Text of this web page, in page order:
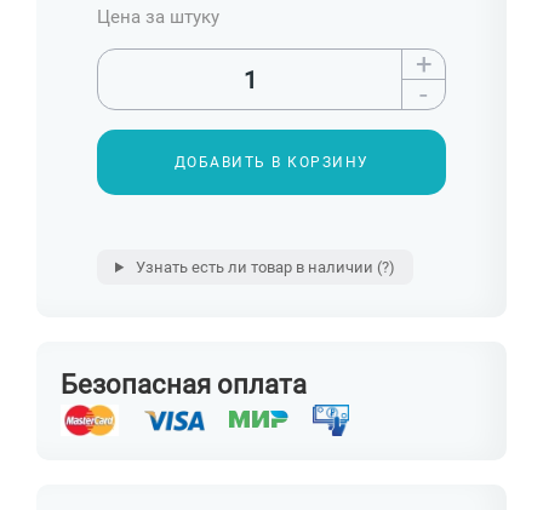
Цена за штуку
+
-
ДОБАВИТЬ В КОРЗИНУ
Узнать есть ли товар в наличии (?)
Безопасная оплата